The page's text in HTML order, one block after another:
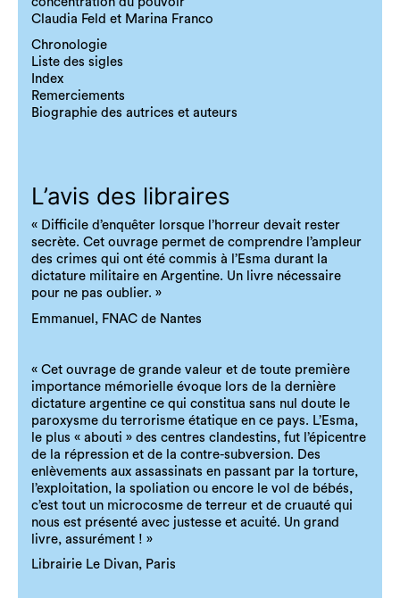
Claudia Feld et Marina Franco
Chronologie
Liste des sigles
Index
Remerciements
Biographie des autrices et auteurs
L’avis des libraires
« Difficile d’enquêter lorsque l’horreur devait rester
secrète. Cet ouvrage permet de comprendre l’ampleur
des crimes qui ont été commis à l’Esma durant la
dictature militaire en Argentine. Un livre nécessaire
pour ne pas oublier. »
Emmanuel, FNAC de Nantes
« Cet ouvrage de grande valeur et de toute première
importance mémorielle évoque lors de la dernière
dictature argentine ce qui constitua sans nul doute le
paroxysme du terrorisme étatique en ce pays. L’Esma,
le plus « abouti » des centres clandestins, fut l’épicentre
de la répression et de la contre-subversion. Des
enlèvements aux assassinats en passant par la torture,
l’exploitation, la spoliation ou encore le vol de bébés,
c’est tout un microcosme de terreur et de cruauté qui
nous est présenté avec justesse et acuité. Un grand
livre, assurément ! »
Librairie Le Divan, Paris